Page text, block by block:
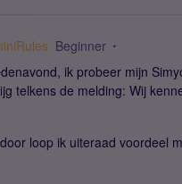
Beginner
ik probeer mijn
telkens de melding: Wij
loop ik uiteraad voordeel